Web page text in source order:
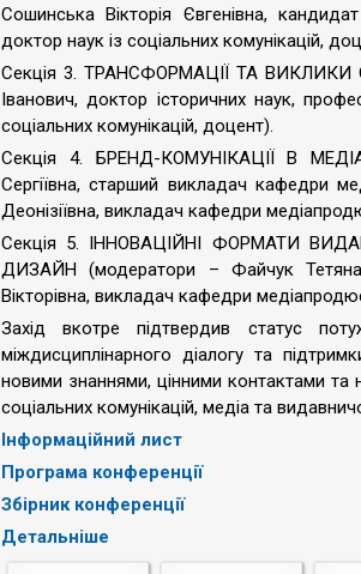
Сошинська Вікторія Євгенівна,
доктор наук із соціальних комунікацій,
Секція 3. ТРАНСФОРМАЦІЇ ТА
Іванович, доктор історичних наук,
соціальних комунікацій, доцент).
Секція 4. БРЕНД-КОМУНІКАЦІЇ В
Сергіївна, старший викладач кафедри
Деонізіївна, викладач кафедри
Секція 5. ІННОВАЦІЙНІ ФОРМАТИ
ДИЗАЙН (модератори – Файчук Тетяна
Вікторівна, викладач кафедри
Захід вкотре підтвердив статус
міждисциплінарного діалогу та
новими знаннями, цінними контактами
соціальних комунікацій, медіа та
Інформаційний лист
Програма конференції
Збірник конференції
Детальніше